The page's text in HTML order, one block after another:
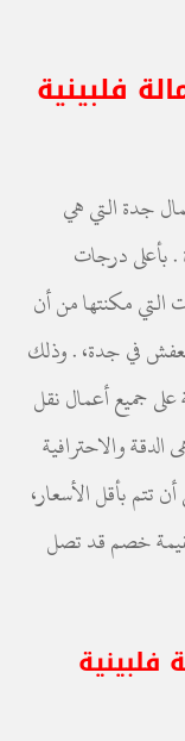
فلبينية
جدة التي هي
بأعلى درجات
التي مكنتها من أن
في جدة، . وذلك
على جميع أعمال نقل
والاحترافية
تتم بأقل الأسعار،
خصم قد تصل